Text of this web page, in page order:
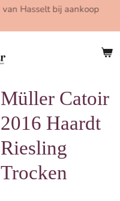
Hasselt bij aankoop
Müller Catoir
2016 Haardt
Riesling
Trocken